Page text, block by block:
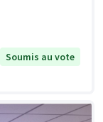
Soumis au vote